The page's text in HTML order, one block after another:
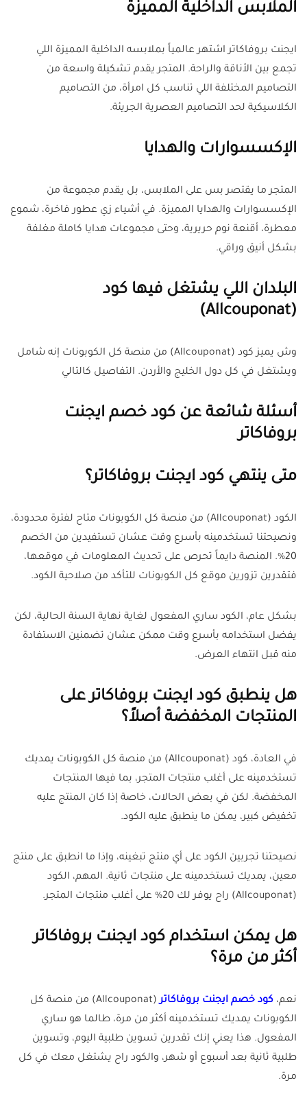
الملابس الداخلية المميزة
ايجنت بروفاكاتر اشتهر عالمياً بملابسه الداخلية المميزة اللي
تجمع بين الأناقة والراحة. المتجر يقدم تشكيلة واسعة من
التصاميم المختلفة اللي تناسب كل امرأة، من التصاميم
الكلاسيكية لحد التصاميم العصرية الجريئة.
الإكسسوارات والهدايا
المتجر ما يقتصر بس على الملابس، بل يقدم مجموعة من
الإكسسوارات والهدايا المميزة. في أشياء زي عطور فاخرة، شموع
معطرة، أقنعة نوم حريرية، وحتى مجموعات هدايا كاملة مغلفة
بشكل أنيق وراقي.
البلدان اللي يشتغل فيها كود
(Allcouponat)
وش يميز كود (Allcouponat) من منصة كل الكوبونات إنه شامل
ويشتغل في كل دول الخليج والأردن. التفاصيل كالتالي
أسئلة شائعة عن كود خصم ايجنت
بروفاكاتر
متى ينتهي كود ايجنت بروفاكاتر؟
الكود (Allcouponat) من منصة كل الكوبونات متاح لفترة محدودة،
ونصيحتنا تستخدمينه بأسرع وقت عشان تستفيدين من الخصم
20%. المنصة دايماً تحرص على تحديث المعلومات في موقعها،
فتقدرين تزورين موقع كل الكوبونات للتأكد من صلاحية الكود.
بشكل عام، الكود ساري المفعول لغاية نهاية السنة الحالية، لكن
يفضل استخدامه بأسرع وقت ممكن عشان تضمنين الاستفادة
منه قبل انتهاء العرض.
هل ينطبق كود ايجنت بروفاكاتر على
المنتجات المخفضة أصلاً؟
في العادة، كود (Allcouponat) من منصة كل الكوبونات يمديك
تستخدمينه على أغلب منتجات المتجر، بما فيها المنتجات
المخفضة. لكن في بعض الحالات، خاصة إذا كان المنتج عليه
تخفيض كبير، يمكن ما ينطبق عليه الكود.
نصيحتنا تجربين الكود على أي منتج تبغينه، وإذا ما انطبق على منتج
معين، يمديك تستخدمينه على منتجات ثانية. المهم، الكود
(Allcouponat) راح يوفر لك 20% على أغلب منتجات المتجر.
هل يمكن استخدام كود ايجنت بروفاكاتر
أكثر من مرة؟
نعم، كود خصم ايجنت بروفاكاتر
(Allcouponat) من منصة كل
الكوبونات يمديك تستخدمينه أكثر من مرة، طالما هو ساري
المفعول. هذا يعني إنك تقدرين تسوين طلبية اليوم، وتسوين
طلبية ثانية بعد أسبوع أو شهر، والكود راح يشتغل معك في كل
مرة.